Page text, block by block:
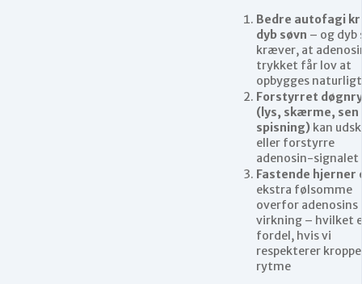
Bedre autofagi
dyb søvn – og dyb
kræver, at
trykket får lov at
opbygges naturligt
Forstyrret
(lys, skærme, sen
spisning)kan
eller forstyrre
adenosin-signalet
Fastende hjerner
ekstra følsomme
overfor adenosins
virkning – hvilket
fordel, hvis vi
respekterer
rytme